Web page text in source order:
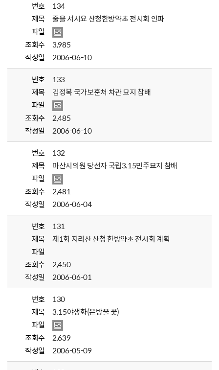
번호
134
제목
줄을 서시요 산청한방약초 전시회 인파
파일
조회수
3,985
작성일
2006-06-10
번호
133
제목
김정복 국가보훈처 차관 묘지 참배
파일
조회수
2,485
작성일
2006-06-10
번호
132
제목
마산시의원 당선자 국립3.15민주묘지 참배
파일
조회수
2,481
작성일
2006-06-04
번호
131
제목
제1회 지리산 산청 한방약초 전시회 계획
파일
조회수
2,450
작성일
2006-06-01
번호
130
제목
3.15야생화(은방울 꽃)
파일
조회수
2,639
작성일
2006-05-09